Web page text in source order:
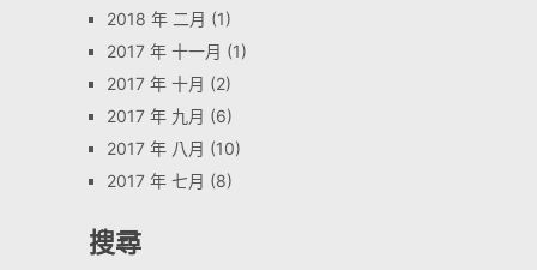
2018 年 二月 (1)
2017 年 十一月 (1)
2017 年 十月 (2)
2017 年 九月 (6)
2017 年 八月 (10)
2017 年 七月 (8)
搜尋